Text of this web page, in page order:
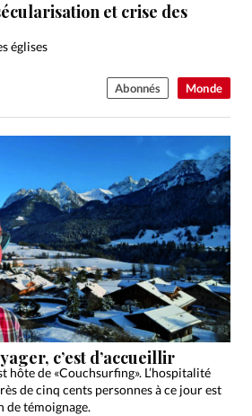
Monde
et crise des
églises
Abonnés
c’est d’accueillir
hôte de «Couchsurfing». L’hospitalité
de cinq cents personnes à ce jour est
de témoignage.